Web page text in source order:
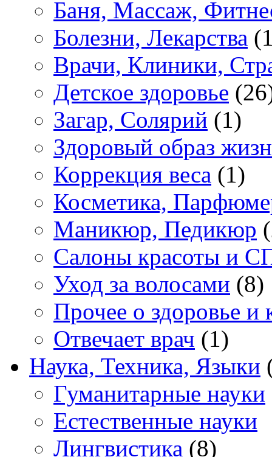
Баня, Массаж,
Болезни, Лекарства
Врачи, Клиники,
Детское здоровье
Загар, Солярий (1)
Здоровый образ
Коррекция веса (1)
Косметика,
Маникюр, Педикюр
Салоны красоты и
Уход за волосами (8)
Прочее о здоровье и
Отвечает врач (1)
Наука, Техника, Языки
Гуманитарные науки
Естественные науки
Лингвистика (8)